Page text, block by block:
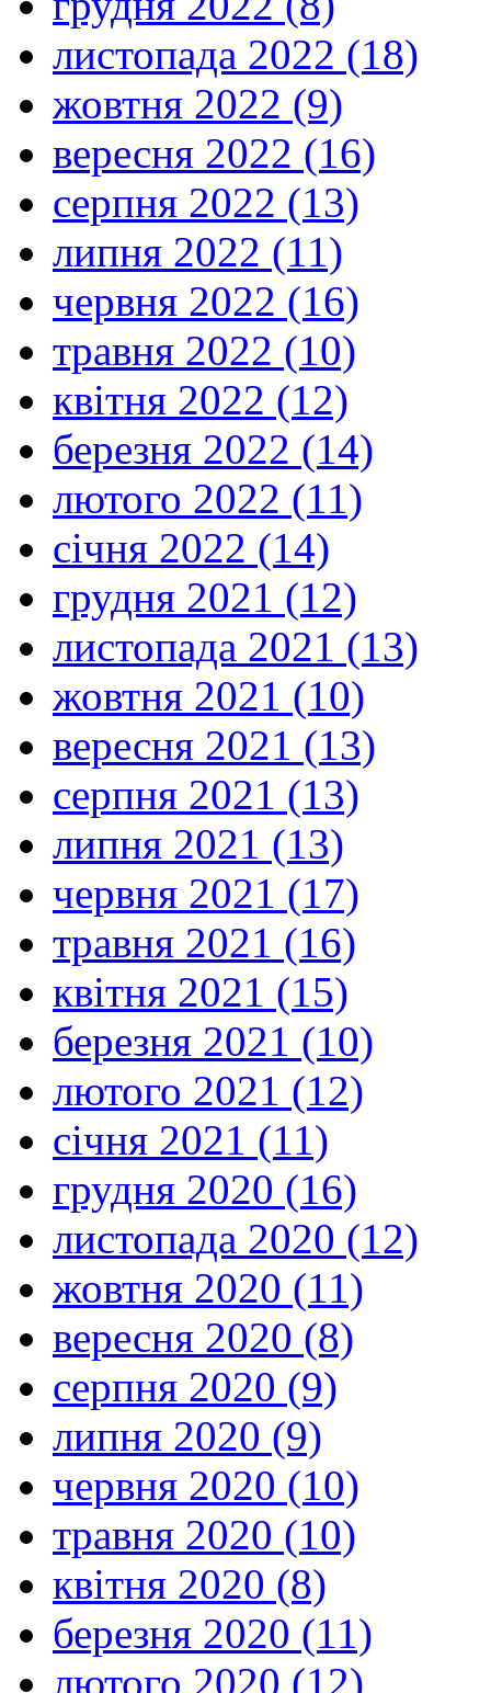
листопада 2022 (18)
жовтня 2022 (9)
вересня 2022 (16)
серпня 2022 (13)
липня 2022 (11)
червня 2022 (16)
травня 2022 (10)
квітня 2022 (12)
березня 2022 (14)
лютого 2022 (11)
січня 2022 (14)
грудня 2021 (12)
листопада 2021 (13)
жовтня 2021 (10)
вересня 2021 (13)
серпня 2021 (13)
липня 2021 (13)
червня 2021 (17)
травня 2021 (16)
квітня 2021 (15)
березня 2021 (10)
лютого 2021 (12)
січня 2021 (11)
грудня 2020 (16)
листопада 2020 (12)
жовтня 2020 (11)
вересня 2020 (8)
серпня 2020 (9)
липня 2020 (9)
червня 2020 (10)
травня 2020 (10)
квітня 2020 (8)
березня 2020 (11)
лютого 2020 (12)